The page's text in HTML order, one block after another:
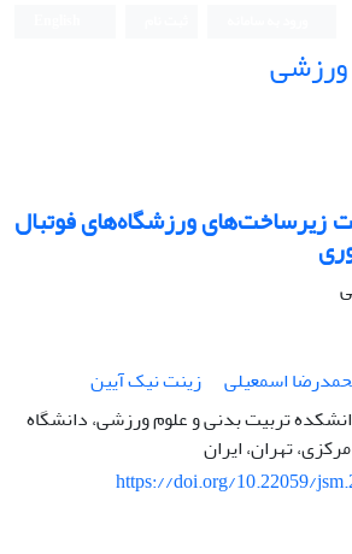
زیرساخت‌های ورزشگاه‌های فوتبال
اسمعیلی
زینت نیک آیین
تربیت بدنی و علوم ورزشی، دانشگاه
تهران، ایران
https://doi.org/10.22059/